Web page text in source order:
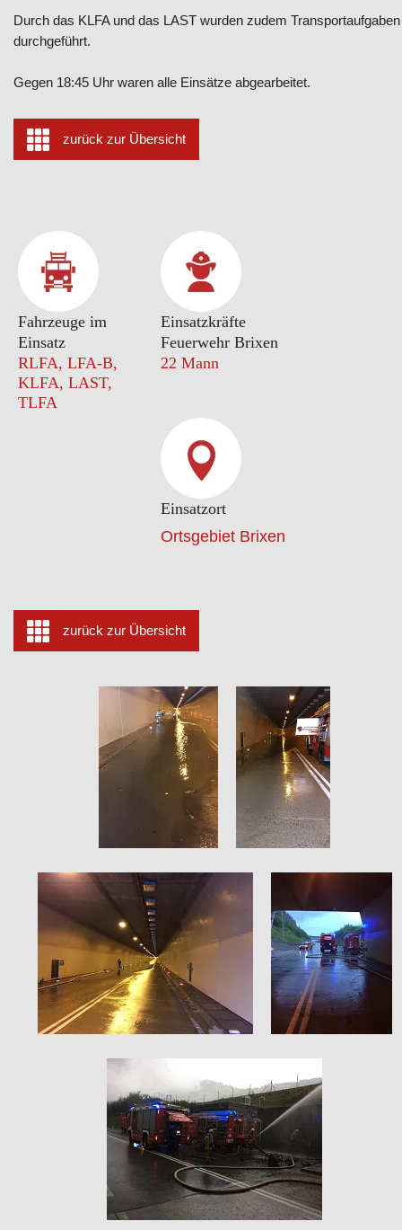
Durch das KLFA und das LAST wurden zudem Transportaufgaben
durchgeführt.
Gegen 18:45 Uhr waren alle Einsätze abgearbeitet.
zurück zur Übersicht
Fahrzeuge im
Einsatz
RLFA, LFA-B,
KLFA, LAST,
TLFA
Einsatzkräfte
Feuerwehr Brixen
22 Mann
Einsatzort
Ortsgebiet Brixen
zurück zur Übersicht